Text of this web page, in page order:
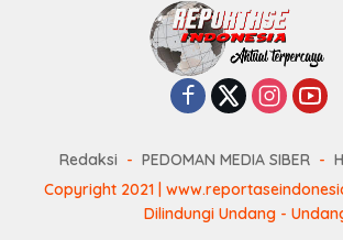
Redaksi PEDOMAN MEDIA SIBER
Copyright 2021 |
Dilindungi Undang -